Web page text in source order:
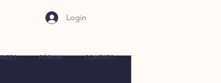
FÓRUM CONTATO
Login